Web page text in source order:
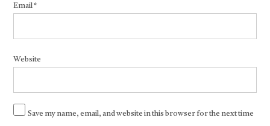
Email*
Website
Save my name, email, and website in this browser for the next time